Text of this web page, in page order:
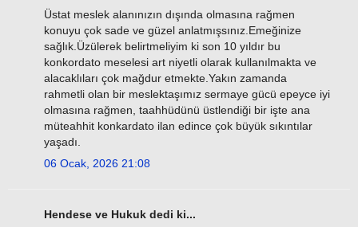
Üstat meslek alanınızın dışında olmasına rağmen
konuyu çok sade ve güzel anlatmışsınız.Emeğinize
sağlık.Üzülerek belirtmeliyim ki son 10 yıldır bu
konkordato meselesi art niyetli olarak kullanılmakta ve
alacaklıları çok mağdur etmekte.Yakın zamanda
rahmetli olan bir meslektaşımız sermaye gücü epeyce iyi
olmasına rağmen, taahhüdünü üstlendiği bir işte ana
müteahhit konkardato ilan edince çok büyük sıkıntılar
yaşadı.
06 Ocak, 2026 21:08
Hendese ve Hukuk dedi ki...